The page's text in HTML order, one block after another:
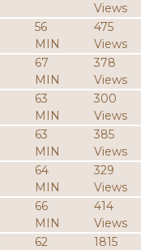
Views
56
MIN
475
Views
67
MIN
378
Views
63
MIN
300
Views
63
MIN
385
Views
64
MIN
329
Views
66
MIN
414
Views
62
1815